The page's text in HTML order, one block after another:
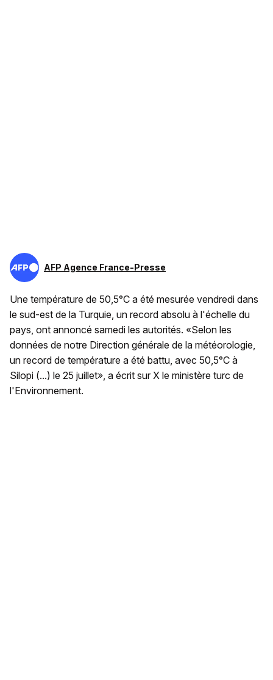
AFP Agence France-Presse
Une température de 50,5°C a été mesurée vendredi dans
le sud-est de la Turquie, un record absolu à l'échelle du
pays, ont annoncé samedi les autorités. «Selon les
données de notre Direction générale de la météorologie,
un record de température a été battu, avec 50,5°C à
Silopi (...) le 25 juillet», a écrit sur X le ministère turc de
l'Environnement.